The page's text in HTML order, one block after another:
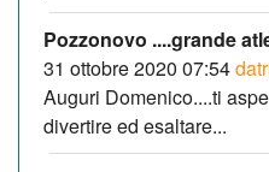
Pozzonovo ....grande
31 ottobre 2020 07:54
Auguri Domenico....ti
divertire ed esaltare...